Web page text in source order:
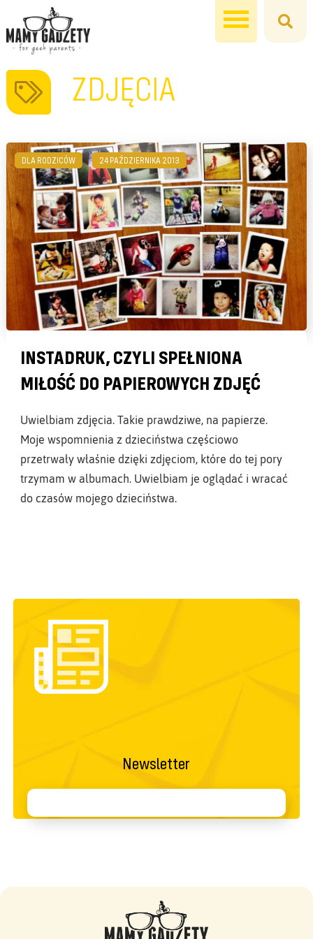
ZDJĘCIA
DLA RODZICÓW 24 PAŹDZIERNIKA 2013
INSTADRUK, CZYLI SPEŁNIONA
MIŁOŚĆ DO PAPIEROWYCH ZDJĘĆ
Uwielbiam zdjęcia. Takie prawdziwe, na papierze.
Moje wspomnienia z dzieciństwa częściowo
przetrwały właśnie dzięki zdjęciom, które do tej pory
trzymam w albumach. Uwielbiam je oglądać i wracać
do czasów mojego dzieciństwa.
Newsletter